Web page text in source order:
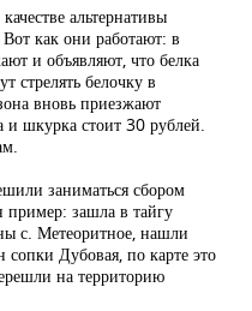
альтернативы
как они работают: в
и объявляют, что белка
стрелять белочку в
вновь приезжают
и шкурка стоит 30 рублей.
заниматься сбором
зашла в тайгу
с. Метеоритное, нашли
Дубовая, по карте это
на территорию